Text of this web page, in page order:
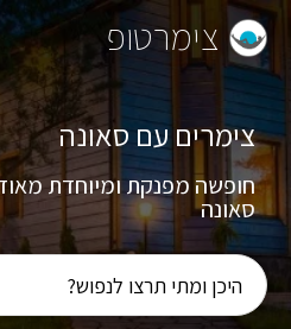
צימרטופ
היכן ומתי תרצו לנפוש?
צימרים עם סאונה
חופשה מפנקת ומיוחדת
סאונה